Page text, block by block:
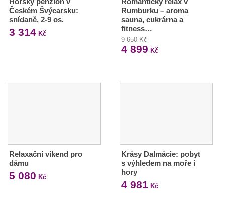
Českém Švýcarsku:
snídaně, 2-9 os.
3 314 Kč
Rumburku – aroma
sauna, cukrárna a
fitness…
9 650 Kč
4 899 Kč
Relaxační víkend pro
dámu
5 080 Kč
Krásy Dalmácie: pobyt
s výhledem na moře i
hory
4 981 Kč